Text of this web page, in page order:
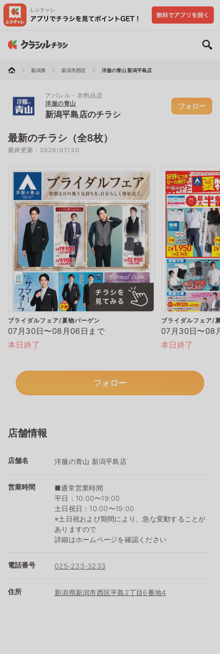
新潟県 新潟市西区 洋服の青山 新潟平島店
アパレル・衣料品店
洋服の青山
新潟平島店のチラシ
フォロー
最新のチラシ（全8枚）
最終更新：2026/07/30
ブライダルフェア/夏物バーゲン
07月30日〜08月06日まで
本日終了
ブライダルフェア/
07月30日〜08
本日終了
フォロー
店舗情報
店舗名 洋服の青山 新潟平島店
営業時間
■通常営業時間
平日：10:00〜19:00
土日祝日：10:00〜19:00
※土日祝および期間により、急な変動することが
ありますので
詳細はホームページを確認ください
電話番号 025-233-3233
住所 新潟県新潟市西区平島2丁目6番地4